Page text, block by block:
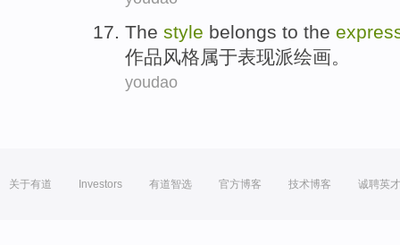
The style belongs to the
作品风格属于表现派绘画。
youdao
关于有道 Investors 有道智选 官方博客 技术博客 诚聘英才